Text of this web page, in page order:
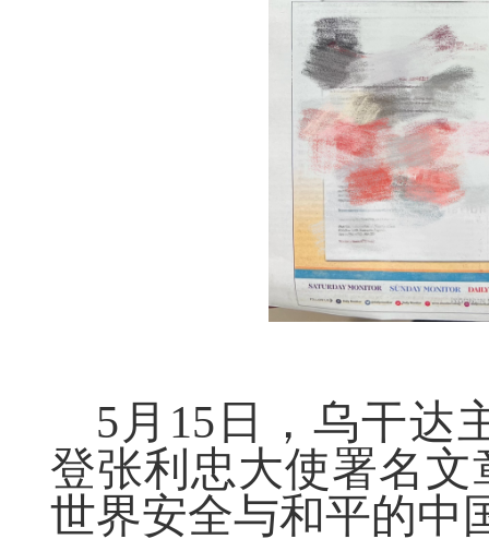
5 月15日，乌干达
登张利忠大使署名
世界安全与和平的中